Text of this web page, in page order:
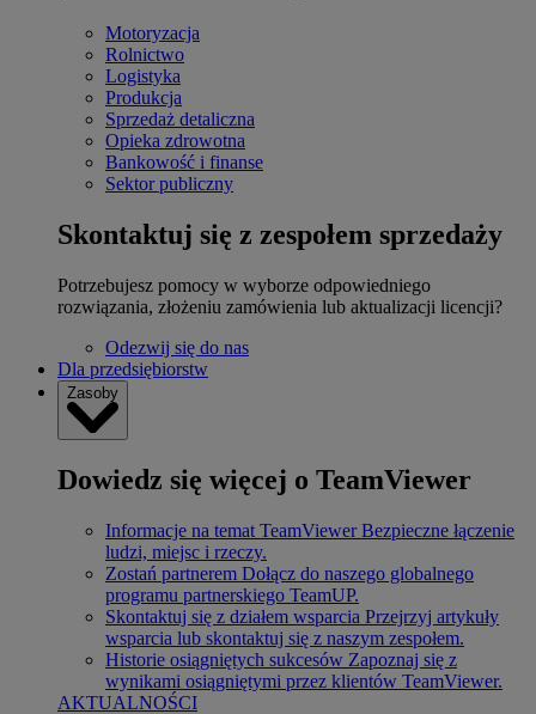
Motoryzacja
Rolnictwo
Logistyka
Produkcja
Sprzedaż detaliczna
Opieka zdrowotna
Bankowość i finanse
Sektor publiczny
Skontaktuj się z zespołem sprzedaży
Potrzebujesz pomocy w wyborze odpowiedniego
rozwiązania, złożeniu zamówienia lub aktualizacji licencji?
Odezwij się do nas
Dla przedsiębiorstw
Zasoby
Dowiedz się więcej o TeamViewer
Informacje na temat TeamViewer Bezpieczne łączenie
ludzi, miejsc i rzeczy.
Zostań partnerem Dołącz do naszego globalnego
programu partnerskiego TeamUP.
Skontaktuj się z działem wsparcia Przejrzyj artykuły
wsparcia lub skontaktuj się z naszym zespołem.
Historie osiągniętych sukcesów Zapoznaj się z
wynikami osiągniętymi przez klientów TeamViewer.
AKTUALNOŚCI